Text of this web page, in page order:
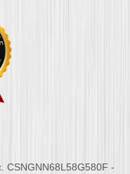
CSNGNN68L58G580F -